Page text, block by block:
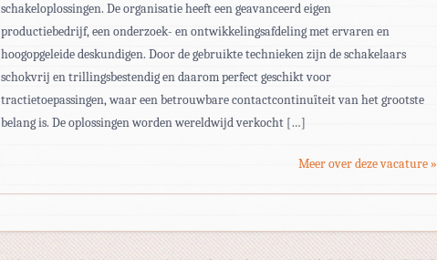
schakeloplossingen. De organisatie heeft een geavanceerd eigen
productiebedrijf, een onderzoek- en ontwikkelingsafdeling met ervaren en
hoogopgeleide deskundigen. Door de gebruikte technieken zijn de schakelaars
schokvrij en trillingsbestendig en daarom perfect geschikt voor
tractietoepassingen, waar een betrouwbare contactcontinuïteit van het grootste
belang is. De oplossingen worden wereldwijd verkocht […]
Meer over deze vacature »